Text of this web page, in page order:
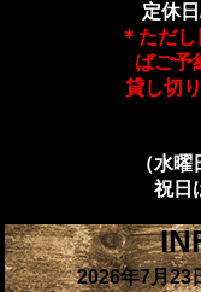
定休
＊ただ
ばご予
貸し切
（水
祝日
2026年7月